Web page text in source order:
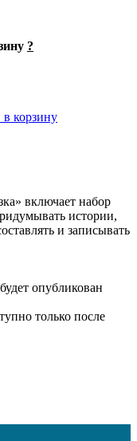
?
корзину
включает набор
истории,
и записывать
опубликован
только после